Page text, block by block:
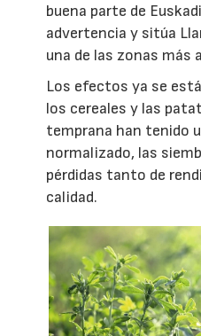
buena parte de
advertencia y sitúa
una de las zonas más
Los efectos ya se
los cereales y las
temprana han tenido
normalizado, las
pérdidas tanto de
calidad.